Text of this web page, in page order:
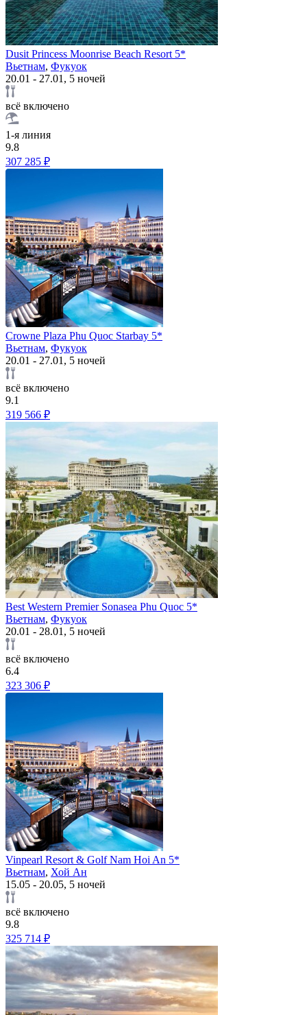
Dusit Princess Moonrise Beach Resort 5*
Вьетнам, Фукуок
20.01 - 27.01, 5 ночей
всё включено
1-я линия
9.8
307 285 ₽
Crowne Plaza Phu Quoc Starbay 5*
Вьетнам, Фукуок
20.01 - 27.01, 5 ночей
всё включено
9.1
319 566 ₽
Best Western Premier Sonasea Phu Quoc 5*
Вьетнам, Фукуок
20.01 - 28.01, 5 ночей
всё включено
6.4
323 306 ₽
Vinpearl Resort & Golf Nam Hoi An 5*
Вьетнам, Хой Ан
15.05 - 20.05, 5 ночей
всё включено
9.8
325 714 ₽